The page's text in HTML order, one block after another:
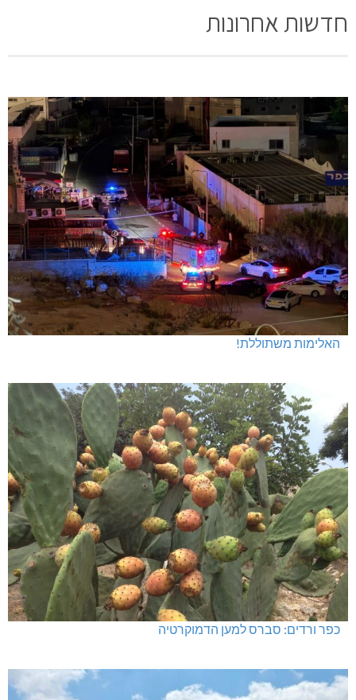
חדשות אחרונות
האלימות משתוללת!
כפר ורדים: סברס למען הדמוקרטיה